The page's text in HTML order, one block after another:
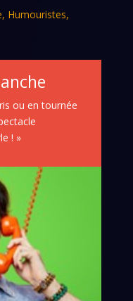
, Humouristes,
ou en tournée
! »